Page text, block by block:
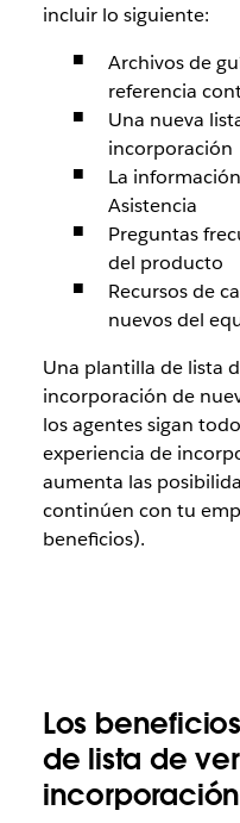
incluir lo siguiente:
Archivos de
referencia
Una nueva
incorporación
La
Asistencia
Preguntas
del producto
Recursos de
nuevos del
Una plantilla de lista
incorporación de
los agentes sigan
experiencia de
aumenta las
continúen con tu
beneficios).
Los
de lista de